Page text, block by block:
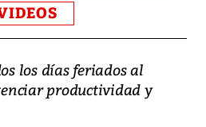
los días feriados al
productividad y